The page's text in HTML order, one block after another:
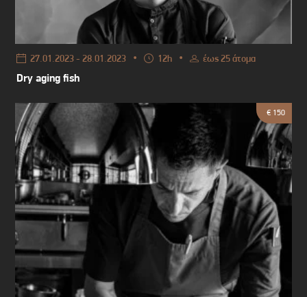
27.01.2023 - 28.01.2023 • 12h • έως 25 άτομα
Dry aging fish
€ 150